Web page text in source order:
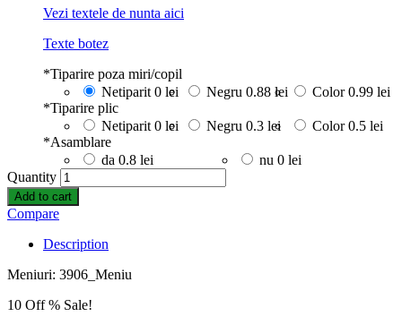
Vezi textele de nunta aici
Texte botez
*Tiparire poza miri/copil
Netiparit 0 lei Negru 0.88 lei Color 0.99 lei
*Tiparire plic
Netiparit 0 lei Negru 0.3 lei Color 0.5 lei
*Asamblare
da 0.8 lei nu 0 lei
Quantity
Add to cart
Compare
Description
Meniuri: 3906_Meniu
10 Off % Sale!